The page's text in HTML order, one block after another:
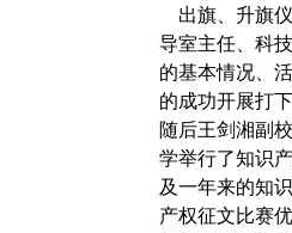
出旗、升旗仪
导室主任、科
的基本情况、
的成功开展打
随后王剑湘副
学举行了知识
及一年来的知
产权征文比赛